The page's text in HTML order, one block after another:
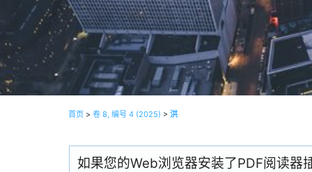
首页 > 卷 8, 编号 4 (2025) > 洪
如果您的Web浏览器安装了PDF阅读器